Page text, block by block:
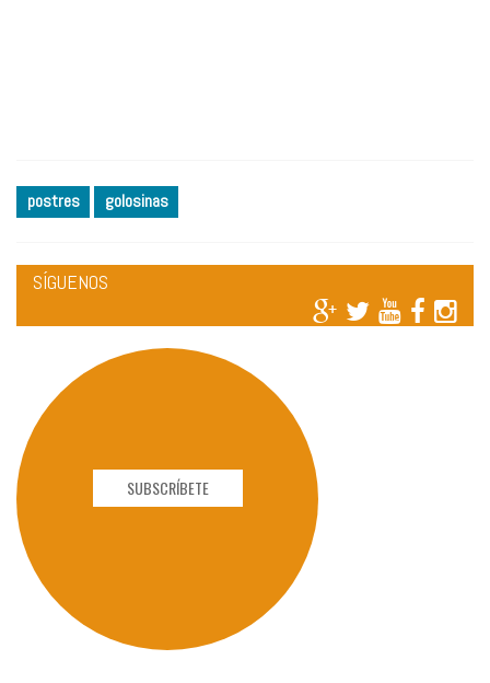
postres golosinas
SÍGUENOS
SUBSCRÍBETE